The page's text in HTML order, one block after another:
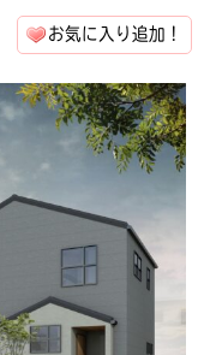
お気に入り追加！